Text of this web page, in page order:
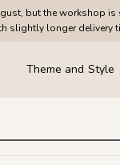
but the workshop
slightly longer delivery
Theme and Style